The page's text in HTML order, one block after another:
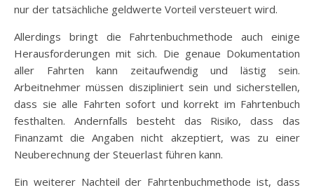
nur der tatsächliche geldwerte Vorteil versteuert wird.
Allerdings bringt die Fahrtenbuchmethode auch einige
Herausforderungen mit sich. Die genaue Dokumentation
aller Fahrten kann zeitaufwendig und lästig sein.
Arbeitnehmer müssen diszipliniert sein und sicherstellen,
dass sie alle Fahrten sofort und korrekt im Fahrtenbuch
festhalten. Andernfalls besteht das Risiko, dass das
Finanzamt die Angaben nicht akzeptiert, was zu einer
Neuberechnung der Steuerlast führen kann.
Ein weiterer Nachteil der Fahrtenbuchmethode ist, dass